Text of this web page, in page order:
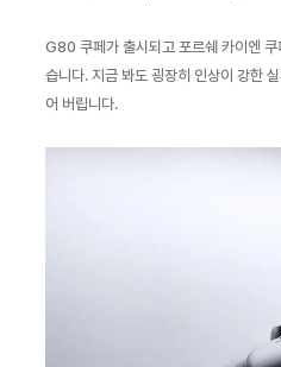
G80 쿠페가 출시되고 포르쉐 카이엔
습니다. 지금 봐도 굉장히 인상이 강한
어 버립니다.